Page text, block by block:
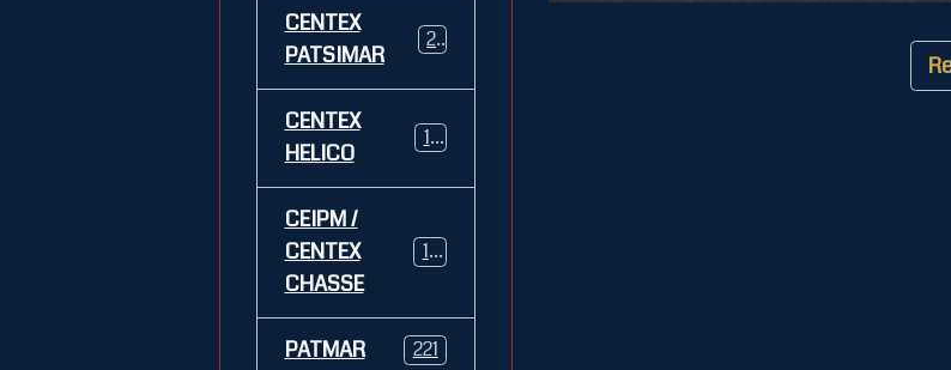
CENTEX
PATSIMAR
21
CENTEX
HELICO
14
CEIPM /
CENTEX
CHASSE
108
PATMAR 221